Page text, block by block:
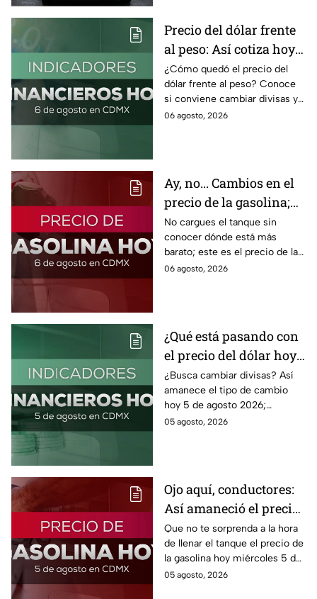
Precio del dólar frente
al peso: Así cotiza hoy 6
de agosto 2026
¿Cómo quedó el precio del
dólar frente al peso? Conoce
si conviene cambiar divisas y
cómo el flujo en el estrecho de
06 agosto, 2026
Ay, no... Cambios en el
precio de la gasolina;
así quedó HOY
No cargues el tanque sin
conocer dónde está más
barato; este es el precio de la
gasolina para hoy jueves 6 de
06 agosto, 2026
¿Qué está pasando con
el precio del dólar hoy
miércoles 5 de agosto
2026?
¿Busca cambiar divisas? Así
amanece el tipo de cambio
hoy 5 de agosto 2026;
consulta el precio del dólar
05 agosto, 2026
Ojo aquí, conductores:
Así amaneció el precio
de la gasolina HOY
Que no te sorprenda a la hora
de llenar el tanque el precio de
la gasolina hoy miércoles 5 de
agosto 2026; aquí te dejamos
05 agosto, 2026